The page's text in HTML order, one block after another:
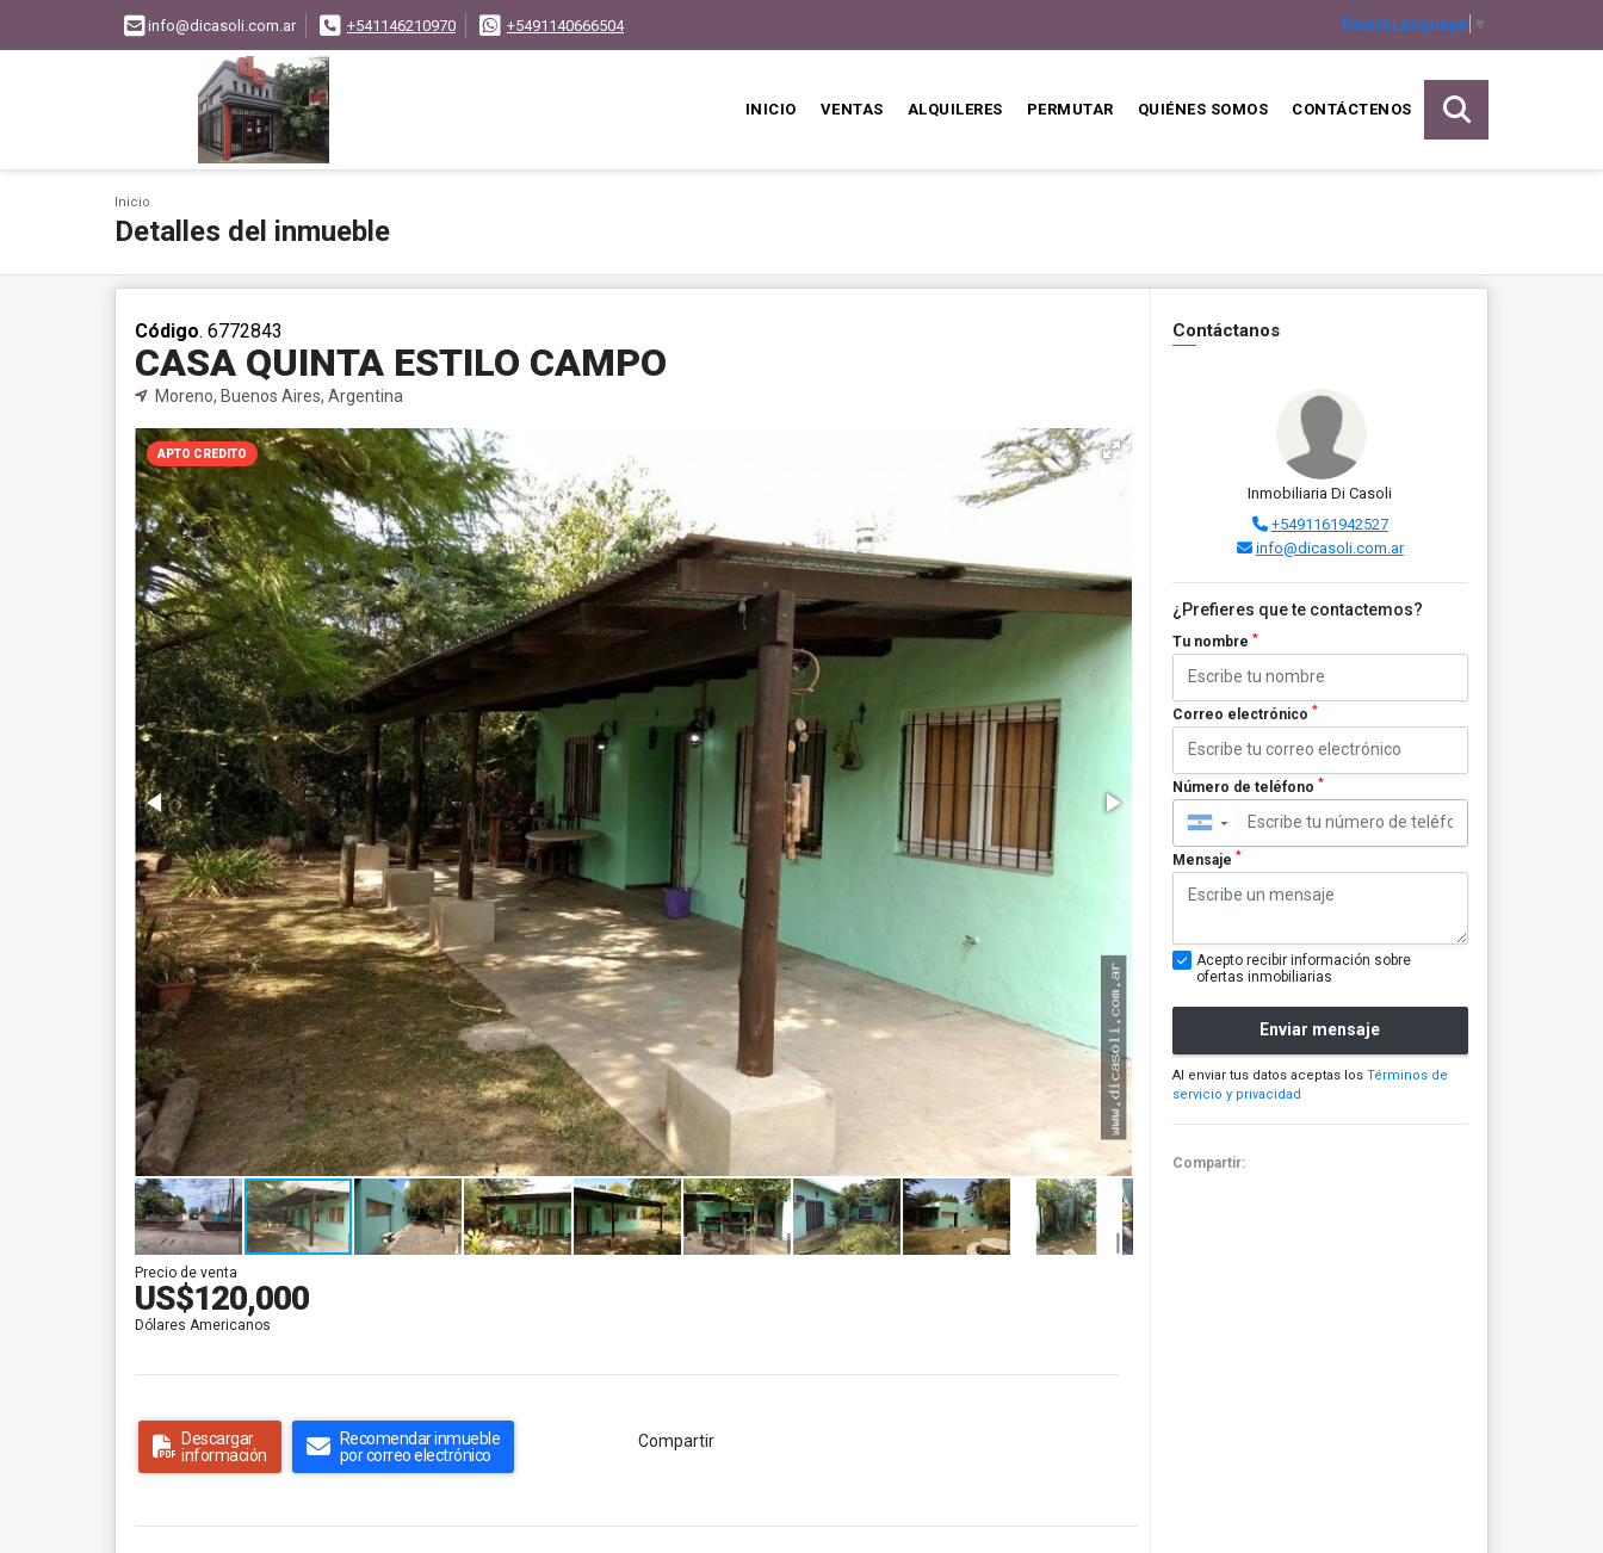
info@dicasoli.com.ar +541146210970 +5491140666504 Select Language ▼
INICIO VENTAS ALQUILERES PERMUTAR QUIÉNES SOMOS CONTÁCTENOS
Inicio
Detalles del inmueble
Código. 6772843
CASA QUINTA ESTILO CAMPO
Moreno, Buenos Aires, Argentina
APTO CREDITO
Precio de venta
US$120,000
Dólares Americanos
Descargar
información
Recomendar inmueble
por correo electrónico
Compartir
Contáctanos
Inmobiliaria Di Casoli
+5491161942527
info@dicasoli.com.ar
¿Prefieres que te contactemos?
Tu nombre *
Correo electrónico *
Número de teléfono *
▼
Mensaje *
Acepto recibir información sobre
ofertas inmobiliarias
Enviar mensaje
Al enviar tus datos aceptas los Términos de
servicio y privacidad
Compartir: